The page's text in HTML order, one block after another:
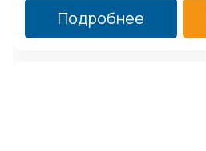
Подробнее